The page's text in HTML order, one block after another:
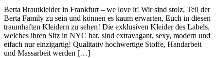
Berta Brautkleider in Frankfurt – we love it! Wir sind stolz, Teil der
Berta Family zu sein und können es kaum erwarten, Euch in diesen
traumhaften Kleidern zu sehen! Die exklusiven Kleider des Labels,
welches ihren Sitz in NYC hat, sind extravagant, sexy, modern und
eifach nur einzigartig! Qualitativ hochwertige Stoffe, Handarbeit
und Massarbeit werden […]